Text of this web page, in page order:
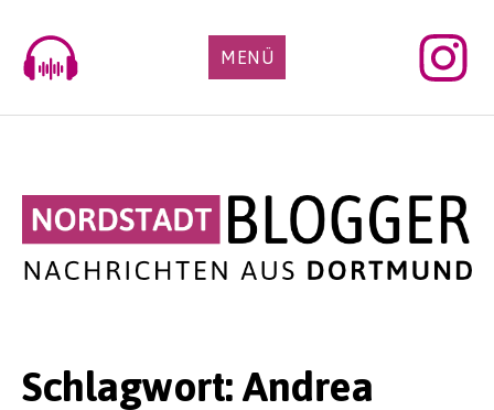
content
MENÜ
Schlagwort:Andrea